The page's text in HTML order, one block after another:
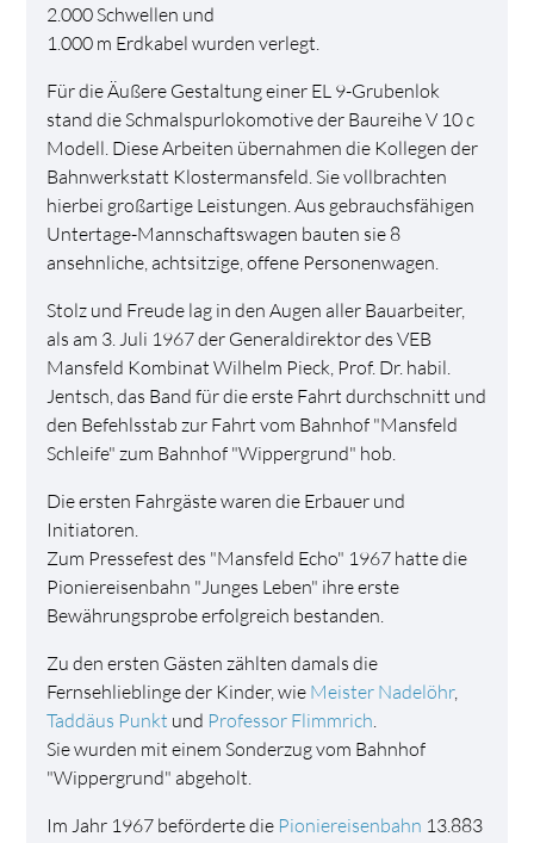
2.000 Schwellen und
1.000 m Erdkabel wurden verlegt.
Für die Äußere Gestaltung einer EL 9-Grubenlok
stand die Schmalspurlokomotive der Baureihe V 10 c
Modell. Diese Arbeiten übernahmen die Kollegen der
Bahnwerkstatt Klostermansfeld. Sie vollbrachten
hierbei großartige Leistungen. Aus gebrauchsfähigen
Untertage-Mannschaftswagen bauten sie 8
ansehnliche, achtsitzige, offene Personenwagen.
Stolz und Freude lag in den Augen aller Bauarbeiter,
als am 3. Juli 1967 der Generaldirektor des VEB
Mansfeld Kombinat Wilhelm Pieck, Prof. Dr. habil.
Jentsch, das Band für die erste Fahrt durchschnitt und
den Befehlsstab zur Fahrt vom Bahnhof "Mansfeld
Schleife" zum Bahnhof "Wippergrund" hob.
Die ersten Fahrgäste waren die Erbauer und
Initiatoren.
Zum Pressefest des "Mansfeld Echo" 1967 hatte die
Pioniereisenbahn "Junges Leben" ihre erste
Bewährungsprobe erfolgreich bestanden.
Zu den ersten Gästen zählten damals die
Fernsehlieblinge der Kinder, wie Meister Nadelöhr,
Taddäus Punkt und Professor Flimmrich.
Sie wurden mit einem Sonderzug vom Bahnhof
"Wippergrund" abgeholt.
Im Jahr 1967 beförderte die Pioniereisenbahn 13.883